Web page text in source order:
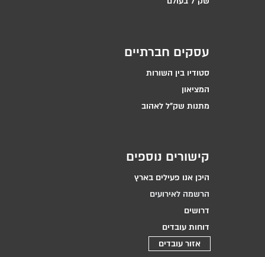
עסקים חברתיים
סטודיו בין השורות
המציאון
מתנות שק״ל לאהוב
קישורים נוספים
היכן אנו פעילים בארץ
הרשמה לאירועים
דרושים
דוחות עובדים
אזור עובדים